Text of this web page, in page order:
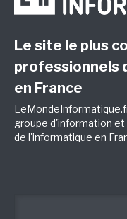
Le site le plus
professionnels
en France
groupe d'information
de l'informatique en